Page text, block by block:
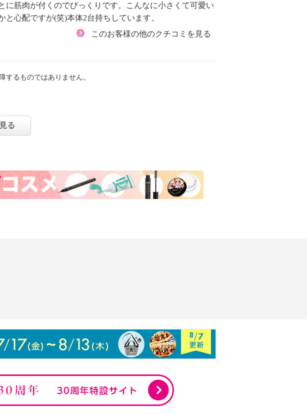
筋肉が付くのでびっくりです。こんなに小さくて可愛い
心配ですが(笑)本体2台持ちしています。
このお客様の他のクチコミを見る
するものではありません。
る